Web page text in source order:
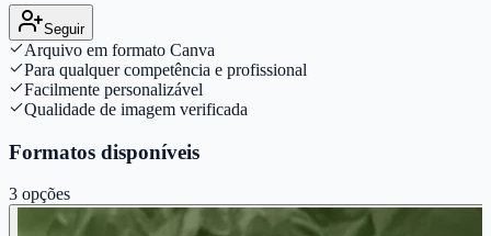
Seguir
Arquivo em formato Canva
Para qualquer competência e profissional
Facilmente personalizável
Qualidade de imagem verificada
Formatos disponíveis
3 opções